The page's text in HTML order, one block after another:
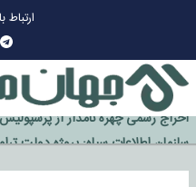
ارتباط
گزینه جدایی اوسمار روی میز
آیا رئیس جمهور آمریکا قانون را دور
اخراج رسمی چهره نامدار از پرسپولیس
سازمان اطلاعات سپاه: پروژه دولت
خورد